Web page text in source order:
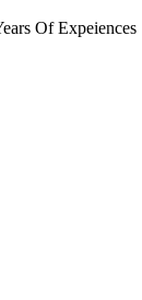
Of Expeiences